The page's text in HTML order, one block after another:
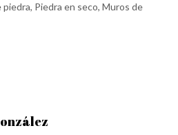
Piedra en seco, Muros de